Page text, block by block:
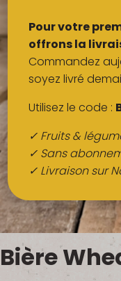
Bière
Pour votre
offrons la
Commandez
soyez livré
Utilisez le code :
✓ Fruits &
✓ Sans
✓ Livraison sur